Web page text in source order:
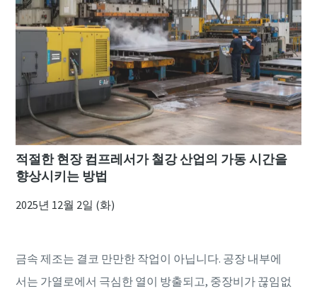
적절한 현장 컴프레서가 철강 산업의 가동 시간을
향상시키는 방법
2025년 12월 2일 (화)
금속 제조는 결코 만만한 작업이 아닙니다. 공장 내부에
서는 가열로에서 극심한 열이 방출되고, 중장비가 끊임없